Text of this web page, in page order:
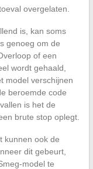
overgelaten.
is, kan soms
genoeg om de
of een
wordt gehaald,
model verschijnen
beroemde code
is het de
brute stop oplegt.
kunnen ook de
dit gebeurt,
model te